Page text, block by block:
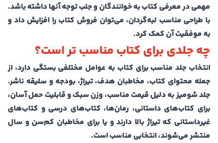
مهمی در معرفی کتاب به خوانندگان و جلب توجه آنها داشته باشد.
با طراحی مناسب لبه‌گردان، می‌توان فروش کتاب را افزایش داد و
به موفقیت آن کمک کرد.
چه جلدی برای کتاب مناسب تر است؟
انتخاب جلد مناسب برای کتاب به عوامل مختلفی بستگی دارد، از
جمله محتوای کتاب، مخاطبان هدف، تیراژ، بودجه و سلیقه ناشر.
جلد شومیز به دلیل قیمت مناسب، وزن سبک و قابلیت حمل آسان،
برای کتاب‌های داستانی، رمان‌ها، کتاب‌های درسی و کتاب‌های
غیرداستانی که تیراژ بالا دارند و یا برای مخاطبان کم‌سن و سال
منتشر می‌شوند، انتخابی مناسب است.